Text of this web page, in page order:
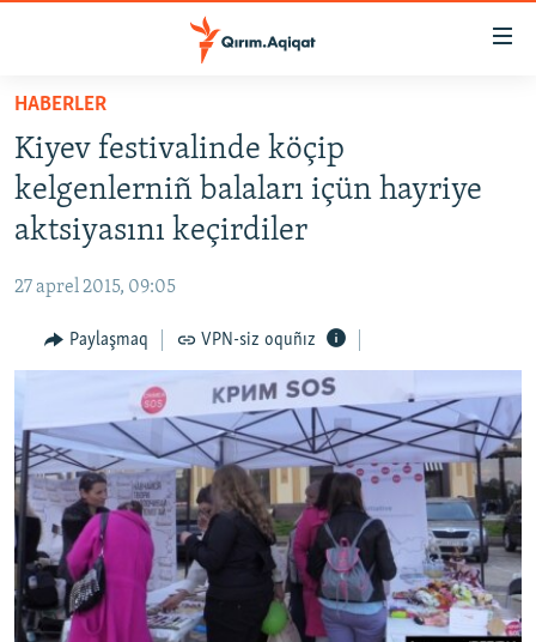
Esas
qaytmaq
Baş
navigatsiyağa
qaytmaq
Qıdıruvğa
qaytmaq
HABERLER
SİYASET
İQTİSADİYAT
MEDENİYET
İNSAN AQLARI
SÜRET
BLOGLAR
FİKİR
Русский
Українською
HABERLER
Kiyev festivalinde köçip
kelgenlerniñ balaları içün hayriye
aktsiyasını keçirdiler
27 aprel 2015, 09:05
Paylaşmaq VPN-siz oquñız